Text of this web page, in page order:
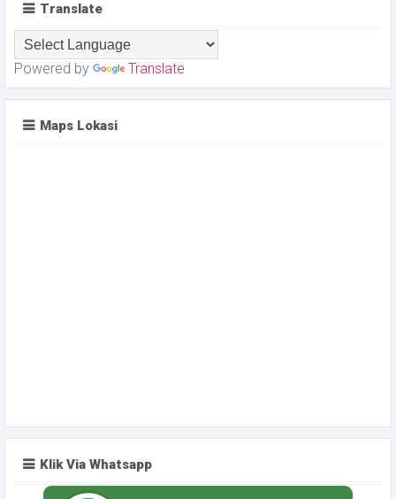
Translate
Powered by Translate
Maps Lokasi
Klik Via Whatsapp